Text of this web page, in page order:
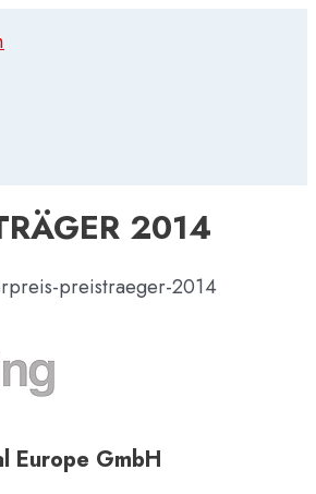
2014
Europe GmbH